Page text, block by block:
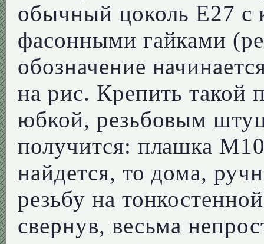
обычный цоколь E27 с
фасонными гайками
обозначение
на рис. Крепить такой
юбкой, резьбовым
получится: плашка
найдется, то дома,
резьбу на
свернув, весьма